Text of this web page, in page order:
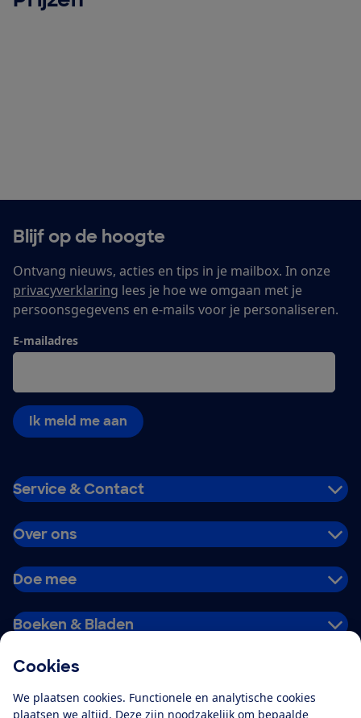
Cookies
We plaatsen cookies. Functionele en analytische cookies
plaatsen we altijd. Deze zijn noodzakelijk om bepaalde
Blijf op de hoogte
Ontvang nieuws, acties en tips in je mailbox. In onze
privacyverklaring lees je hoe we omgaan met je
persoonsgegevens en e-mails voor je personaliseren.
E-mailadres
Ik meld me aan
Service & Contact
Over ons
Doe mee
Boeken & Bladen